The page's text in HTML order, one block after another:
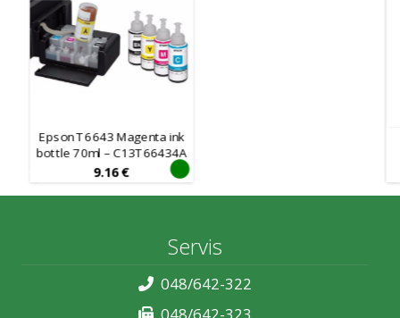
Epson T6643 Magenta ink
bottle 70ml – C13T66434A
9.16€
Servis
048/642-322